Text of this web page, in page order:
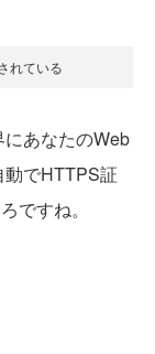
れている
あなたのWeb
でHTTPS証
ですね。